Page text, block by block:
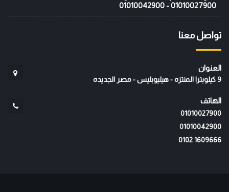
01010027900 - 01010042900
تواصل معنا
العنوان
9 كيلوبترا المنتزه - هيليوبليس - مصر الجديده
الهاتف
01010027900
01010042900
‭0102 1609666‬